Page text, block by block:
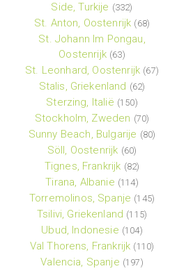
Side, Turkije (332)
St. Anton, Oostenrijk (68)
St. Johann Im Pongau,
Oostenrijk (63)
St. Leonhard, Oostenrijk (67)
Stalis, Griekenland (62)
Sterzing, Italië (150)
Stockholm, Zweden (70)
Sunny Beach, Bulgarije (80)
Söll, Oostenrijk (60)
Tignes, Frankrijk (82)
Tirana, Albanie (114)
Torremolinos, Spanje (145)
Tsilivi, Griekenland (115)
Ubud, Indonesie (104)
Val Thorens, Frankrijk (110)
Valencia, Spanje (197)